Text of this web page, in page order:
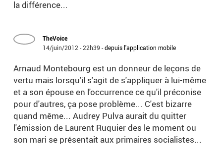
la différence...
TheVoice
14/juin/2012 - 22h39 -depuis l'application mobile
Arnaud Montebourg est un donneur de leçons de
vertu mais lorsqu'il s'agit de s'appliquer à lui-même
et a son épouse en l'occurrence ce qu'il préconise
pour d'autres, ça pose problème... C'est bizarre
quand même... Audrey Pulva aurait du quitter
l'émission de Laurent Ruquier des le moment ou
son mari se présentait aux primaires socialistes...